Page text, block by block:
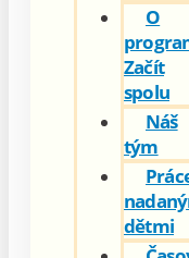
O
Začít
spolu
Náš
tým
dětmi